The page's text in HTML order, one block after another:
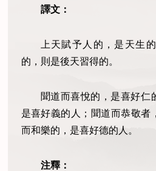
譯文：
上天賦予人的，是天生
的，則是後天習得的。
聞道而喜悅的，是喜好仁
是喜好義的人；聞道而恭敬者
而和樂的，是喜好德的人。
注釋：